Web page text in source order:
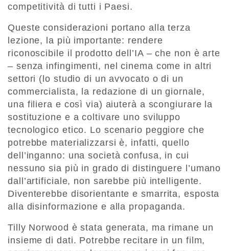
competitività di tutti i Paesi.
Queste considerazioni portano alla terza
lezione, la più importante: rendere
riconoscibile il prodotto dell’IA – che non è arte
– senza infingimenti, nel cinema come in altri
settori (lo studio di un avvocato o di un
commercialista, la redazione di un giornale,
una filiera e così via) aiuterà a scongiurare la
sostituzione e a coltivare uno sviluppo
tecnologico etico. Lo scenario peggiore che
potrebbe materializzarsi è, infatti, quello
dell’inganno: una società confusa, in cui
nessuno sia più in grado di distinguere l’umano
dall’artificiale, non sarebbe più intelligente.
Diventerebbe disorientante e smarrita, esposta
alla disinformazione e alla propaganda.
Tilly Norwood è stata generata, ma rimane un
insieme di dati. Potrebbe recitare in un film,